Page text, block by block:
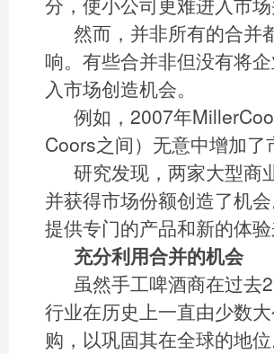
然而，并非所有的合并
响。有些合并非但没有将
入市场创造机会。
例如，2007年
Coors之间）无意中增加
研究发现，两家大型商
并获得市场份额创造了机
提供专门的产品和新的体
充分利用合并的机会
虽然手工啤酒商在过去
行业在历史上一直由少数
购，以巩固其在全球的地